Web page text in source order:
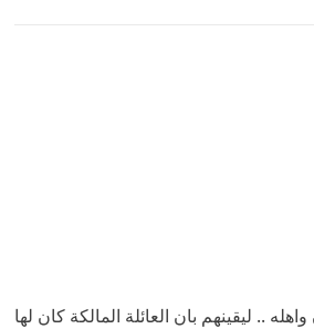
.. ليقينهم بان العائلة المالكة كان لها